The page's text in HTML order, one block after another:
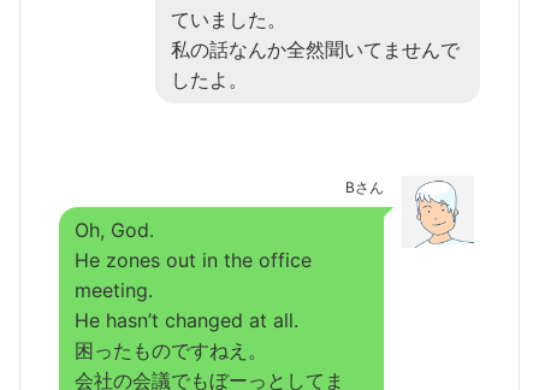
ていました。
私の話なんか全然聞いてませんで
したよ。
Bさん
Oh, God.
He zones out in the office
meeting.
He hasn’t changed at all.
困ったものですねえ。
会社の会議でもぼーっとしてま